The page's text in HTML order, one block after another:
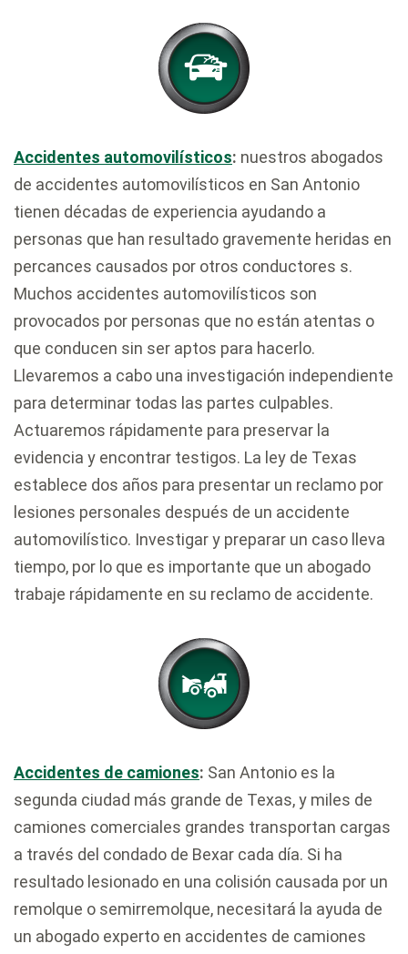
Accidentes automovilísticos: nuestros abogados
de accidentes automovilísticos en San Antonio
tienen décadas de experiencia ayudando a
personas que han resultado gravemente heridas en
percances causados por otros conductores s.
Muchos accidentes automovilísticos son
provocados por personas que no están atentas o
que conducen sin ser aptos para hacerlo.
Llevaremos a cabo una investigación independiente
para determinar todas las partes culpables.
Actuaremos rápidamente para preservar la
evidencia y encontrar testigos. La ley de Texas
establece dos años para presentar un reclamo por
lesiones personales después de un accidente
automovilístico. Investigar y preparar un caso lleva
tiempo, por lo que es importante que un abogado
trabaje rápidamente en su reclamo de accidente.
Accidentes de camiones: San Antonio es la
segunda ciudad más grande de Texas, y miles de
camiones comerciales grandes transportan cargas
a través del condado de Bexar cada día. Si ha
resultado lesionado en una colisión causada por un
remolque o semirremolque, necesitará la ayuda de
un abogado experto en accidentes de camiones